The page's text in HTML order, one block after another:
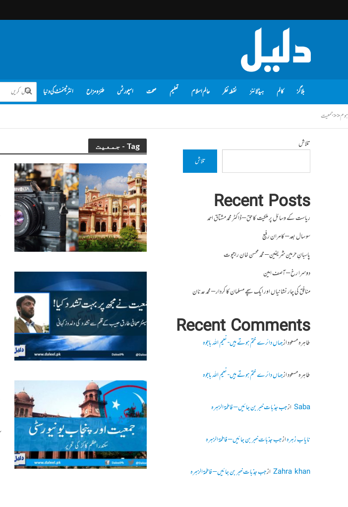
بلاگز کالم ہیڈلائنز نقطہ نظر عالم اسلام تعلیم صحت اسپورٹس طنز و مزاح انٹرٹینمنٹ کی دنیا
ہوم<<جمعیت
Tag - جمعیت تلاش
تلاش
Recent Posts
ریاست کے وسائل پر ملکیت کا حق – ڈاکٹر محمد مشتاق احمد
سو سال بعد – کامران رفیع
پاسبانِ حرمین شریفین – محمد محسن خان راجپوت
دوسرا رخ – آصف امین
منافق کی چار نشانیاں اور ایک سچے مسلمان کا کردار – محمد عدنان
Recent Comments
طاہرہ مسعودازجہاں دائرے ختم ہوتے ہیں- نعیم اللہ باجوہ
طاہرہ مسعودازجہاں دائرے ختم ہوتے ہیں- نعیم اللہ باجوہ
Sabaازجب جذبات خبر بن جائیں – فاطمۃالزہرہ
نایاب زہرہازجب جذبات خبر بن جائیں – فاطمۃالزہرہ
Zahra khanازجب جذبات خبر بن جائیں – فاطمۃالزہرہ